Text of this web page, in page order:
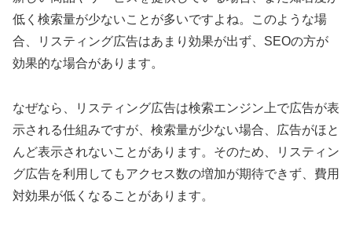
低く検索量が少ないことが多いですよね。このような場
合、リスティング広告はあまり効果が出ず、SEOの方が
効果的な場合があります。
なぜなら、リスティング広告は検索エンジン上で広告が表
示される仕組みですが、検索量が少ない場合、広告がほと
んど表示されないことがあります。そのため、リスティン
グ広告を利用してもアクセス数の増加が期待できず、費用
対効果が低くなることがあります。